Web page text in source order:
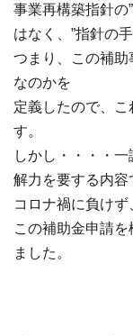
事業再構築指針の
はなく、”指針の手
つまり、この補
なのかを
定義したので、
す。
しかし・・・・
解力を要する内容
コロナ禍に負けず
この補助金申請
ました。